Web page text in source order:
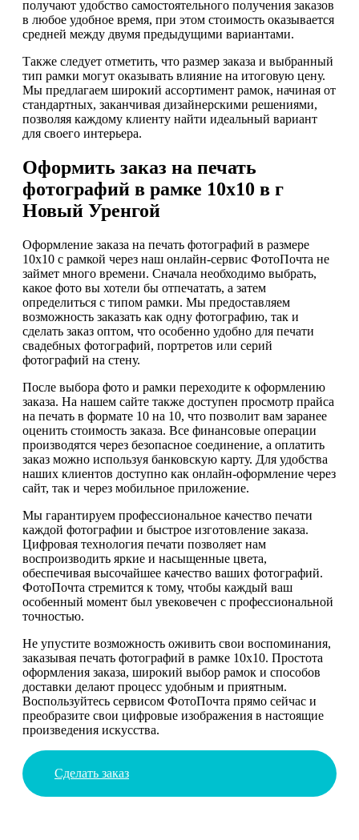
получают удобство самостоятельного получения заказов
в любое удобное время, при этом стоимость оказывается
средней между двумя предыдущими вариантами.
Также следует отметить, что размер заказа и выбранный
тип рамки могут оказывать влияние на итоговую цену.
Мы предлагаем широкий ассортимент рамок, начиная от
стандартных, заканчивая дизайнерскими решениями,
позволяя каждому клиенту найти идеальный вариант
для своего интерьера.
Оформить заказ на печать
фотографий в рамке 10х10 в г
Новый Уренгой
Оформление заказа на печать фотографий в размере
10х10 с рамкой через наш онлайн-сервис ФотоПочта не
займет много времени. Сначала необходимо выбрать,
какое фото вы хотели бы отпечатать, а затем
определиться с типом рамки. Мы предоставляем
возможность заказать как одну фотографию, так и
сделать заказ оптом, что особенно удобно для печати
свадебных фотографий, портретов или серий
фотографий на стену.
После выбора фото и рамки переходите к оформлению
заказа. На нашем сайте также доступен просмотр прайса
на печать в формате 10 на 10, что позволит вам заранее
оценить стоимость заказа. Все финансовые операции
производятся через безопасное соединение, а оплатить
заказ можно используя банковскую карту. Для удобства
наших клиентов доступно как онлайн-оформление через
сайт, так и через мобильное приложение.
Мы гарантируем профессиональное качество печати
каждой фотографии и быстрое изготовление заказа.
Цифровая технология печати позволяет нам
воспроизводить яркие и насыщенные цвета,
обеспечивая высочайшее качество ваших фотографий.
ФотоПочта стремится к тому, чтобы каждый ваш
особенный момент был увековечен с профессиональной
точностью.
Не упустите возможность оживить свои воспоминания,
заказывая печать фотографий в рамке 10х10. Простота
оформления заказа, широкий выбор рамок и способов
доставки делают процесс удобным и приятным.
Воспользуйтесь сервисом ФотоПочта прямо сейчас и
преобразите свои цифровые изображения в настоящие
произведения искусства.
Сделать заказ